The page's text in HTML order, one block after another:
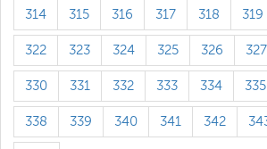
314 315 316 317 318 319
322 323 324 325 326 327
330 331 332 333 334 335
338 339 340 341 342